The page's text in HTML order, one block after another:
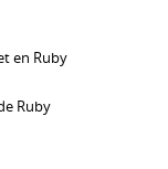
en Ruby
Ruby